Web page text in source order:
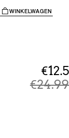
WINKELWAGEN
€12.5
€24.99